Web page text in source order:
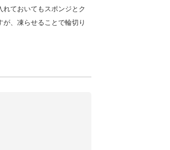
ておいてもスポンジとク
、凍らせることで輪切り